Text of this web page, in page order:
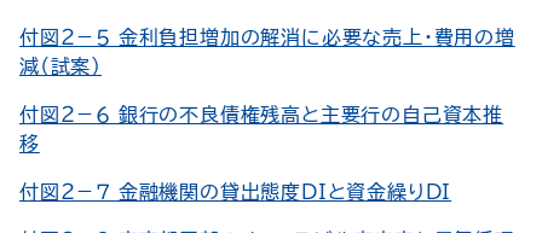
付図２－５ 金利負担増加の解消に必要な売上・費用の増
減（試案）
付図２－６ 銀行の不良債権残高と主要行の自己資本推
移
付図２－７ 金融機関の貸出態度DIと資金繰りDI